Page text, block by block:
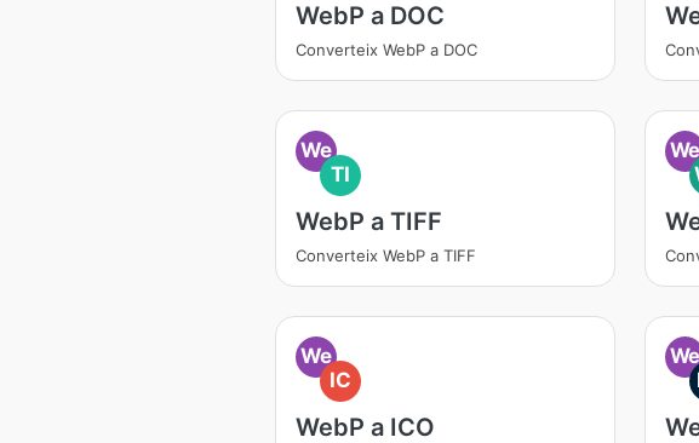
WebP a DOC
Converteix WebP a DOC
We
TI
WebP a TIFF
Converteix WebP a TIFF
We
We
IC
WebP a ICO
We